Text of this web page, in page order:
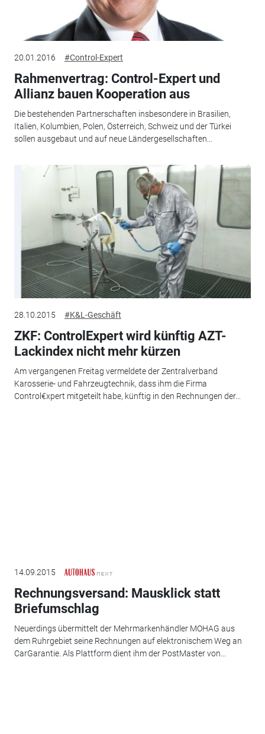
20.01.2016 #Control-Expert
Rahmenvertrag: Control-Expert und
Allianz bauen Kooperation aus
Die bestehenden Partnerschaften insbesondere in Brasilien,
Italien, Kolumbien, Polen, Österreich, Schweiz und der Türkei
sollen ausgebaut und auf neue Ländergesellschaften...
28.10.2015 #K&L-Geschäft
ZKF: ControlExpert wird künftig AZT-
Lackindex nicht mehr kürzen
Am vergangenen Freitag vermeldete der Zentralverband
Karosserie- und Fahrzeugtechnik, dass ihm die Firma
Control€xpert mitgeteilt habe, künftig in den Rechnungen der...
14.09.2015
Rechnungsversand: Mausklick statt
Briefumschlag
Neuerdings übermittelt der Mehrmarkenhändler MOHAG aus
dem Ruhrgebiet seine Rechnungen auf elektronischem Weg an
CarGarantie. Als Plattform dient ihm der PostMaster von...